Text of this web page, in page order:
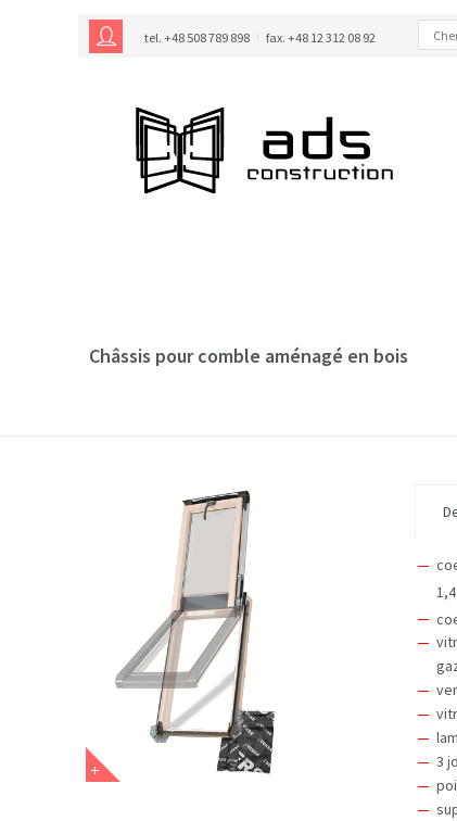
tel. +48 508 789 898 fax. +48 12 312 08 92
Châssis pour comble aménagé en bois
3